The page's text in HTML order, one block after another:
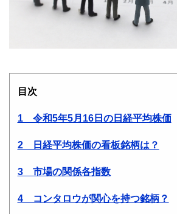
目次
1 令和5年5月16日の日経平均株価
2 日経平均株価の看板銘柄は？
3 市場の関係各指数
4 コンタロウが関心を持つ銘柄？